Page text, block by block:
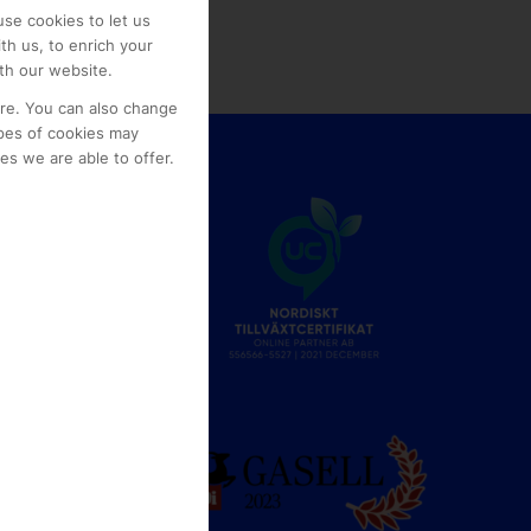
cookies to let us
us, to enrich your
our website.
You can also change
of cookies may
we are able to offer.